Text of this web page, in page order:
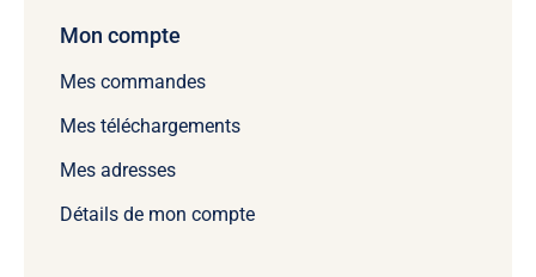
Mon compte
Mes commandes
Mes téléchargements
Mes adresses
Détails de mon compte